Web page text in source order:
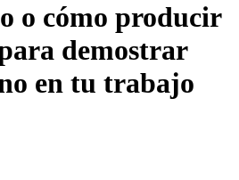
o cómo producir
demostrar
en tu trabajo